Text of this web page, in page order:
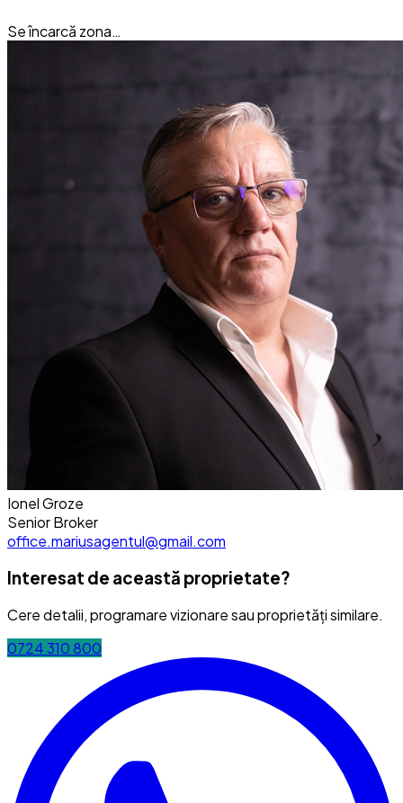
Se încarcă zona…
Ionel Groze
Senior Broker
office.mariusagentul@gmail.com
Interesat de această proprietate?
Cere detalii, programare vizionare sau proprietăți similare.
0724 310 800